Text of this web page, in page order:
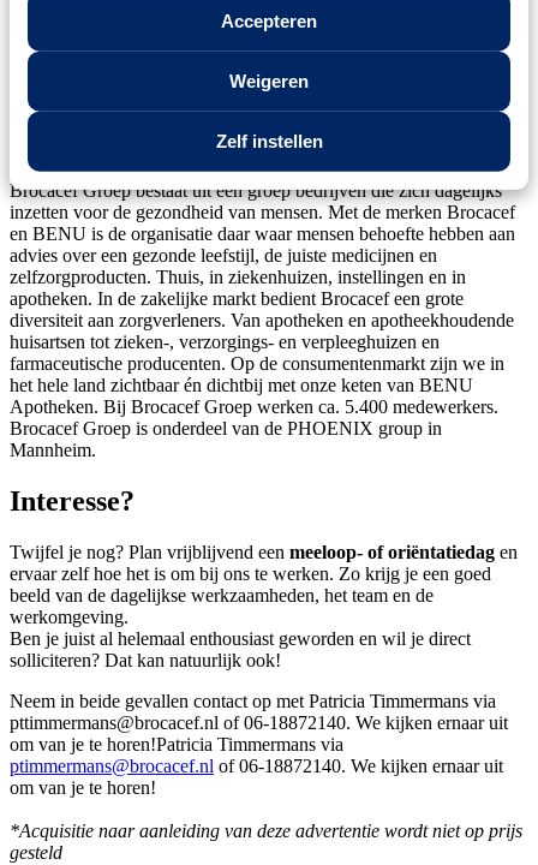
Accepteren
Weigeren
Zelf instellen
20% personeelskorting op aanschaf van producten uit ons
Collectieve verzekeringen.
Over Brocacef Ziekenhuisfarmacie
Brocacef Groep bestaat uit een groep bedrijven die zich dagelijks
inzetten voor de gezondheid van mensen. Met de merken Brocacef
en BENU is de organisatie daar waar mensen behoefte hebben aan
advies over een gezonde leefstijl, de juiste medicijnen en
zelfzorgproducten. Thuis, in ziekenhuizen, instellingen en in
apotheken. In de zakelijke markt bedient Brocacef een grote
diversiteit aan zorgverleners. Van apotheken en apotheekhoudende
huisartsen tot zieken-, verzorgings- en verpleeghuizen en
farmaceutische producenten. Op de consumentenmarkt zijn we in
het hele land zichtbaar én dichtbij met onze keten van BENU
Apotheken. Bij Brocacef Groep werken ca. 5.400 medewerkers.
Brocacef Groep is onderdeel van de PHOENIX group in
Mannheim.
Interesse?
Twijfel je nog? Plan vrijblijvend een meeloop- of oriëntatiedag en
ervaar zelf hoe het is om bij ons te werken. Zo krijg je een goed
beeld van de dagelijkse werkzaamheden, het team en de
werkomgeving.
Ben je juist al helemaal enthousiast geworden en wil je direct
solliciteren? Dat kan natuurlijk ook!
Neem in beide gevallen contact op met Patricia Timmermans via
pttimmermans@brocacef.nl of 06-18872140. We kijken ernaar uit
om van je te horen!Patricia Timmermans via
ptimmermans@brocacef.nl of 06-18872140. We kijken ernaar uit
om van je te horen!
*Acquisitie naar aanleiding van deze advertentie wordt niet op prijs
gesteld